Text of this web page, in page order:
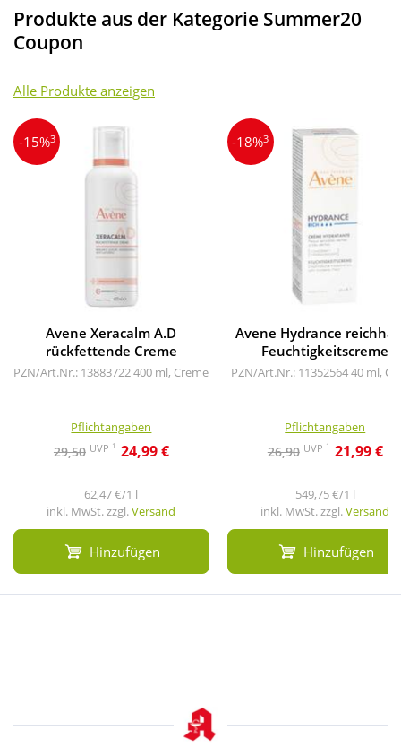
Produkte aus der Kategorie Summer20
Coupon
Alle Produkte anzeigen
-15%3
Avene Xeracalm A.D
rückfettende Creme
PZN/Art.Nr.: 13883722400 ml, Creme
Pflichtangaben
29,50 UVP 1 24,99 €
62,47 €/1 l
inkl. MwSt. zzgl.Versand
Hinzufügen
-18%3
Avene Hydrance
Feuchtigkeitscreme
PZN/Art.Nr.: 1135256440 ml,
Pflichtangaben
26,90 UVP 1 21,99 €
549,75 €/1 l
inkl. MwSt. zzgl.Versand
Hinzufügen